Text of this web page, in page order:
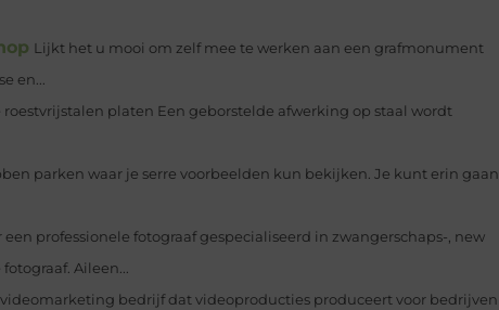
Lijkt het u mooi om zelf mee te werken aan een grafmonument
en...
roestvrijstalen platen Een geborstelde afwerking op staal wordt
parken waar je serre voorbeelden kun bekijken. Je kunt erin gaan
een professionele fotograaf gespecialiseerd in zwangerschaps-, new
Aileen...
bedrijf dat videoproducties produceert voor bedrijven